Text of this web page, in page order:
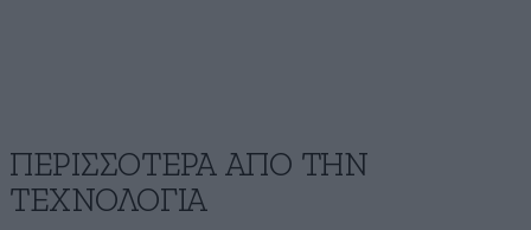
ΠΕΡΙΣΣΟΤΕΡΑ ΑΠΟ ΤΗΝ
ΤΕΧΝΟΛΟΓΙΑ